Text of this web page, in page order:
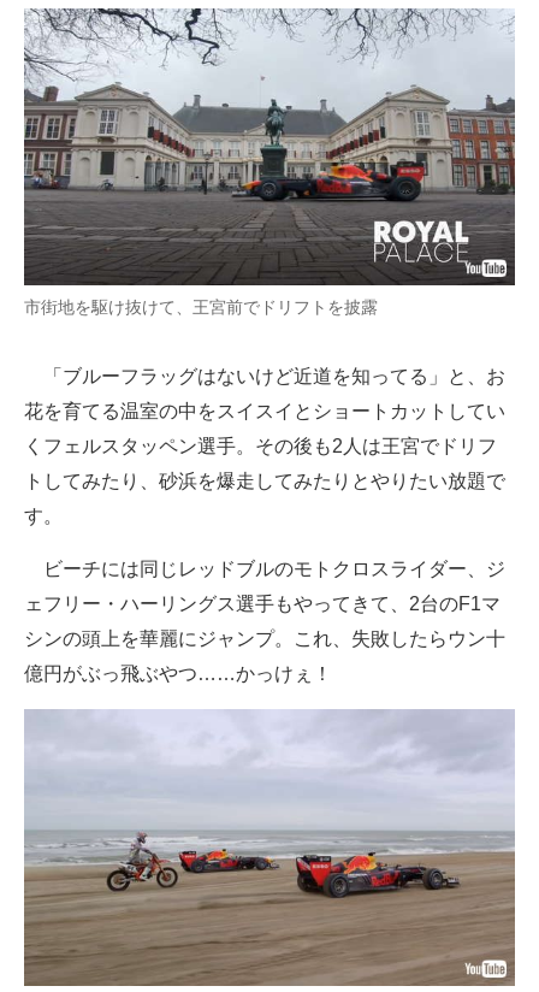
市街地を駆け抜けて、王宮前でドリフトを披露
「ブルーフラッグはないけど近道を知ってる」と、お
花を育てる温室の中をスイスイとショートカットしてい
くフェルスタッペン選手。その後も2人は王宮でドリフ
トしてみたり、砂浜を爆走してみたりとやりたい放題で
す。
ビーチには同じレッドブルのモトクロスライダー、ジ
ェフリー・ハーリングス選手もやってきて、2台のF1マ
シンの頭上を華麗にジャンプ。これ、失敗したらウン十
億円がぶっ飛ぶやつ……かっけぇ！